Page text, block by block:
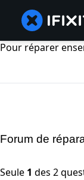
Pour réparer
Forum de
Seule 1 des 2